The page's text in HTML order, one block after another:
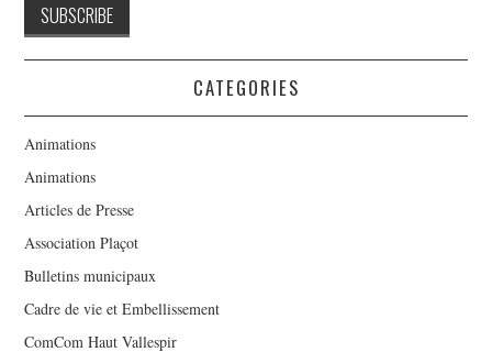
CATEGORIES
Animations
Animations
Articles de Presse
Association Plaçot
Bulletins municipaux
Cadre de vie et Embellissement
ComCom Haut Vallespir